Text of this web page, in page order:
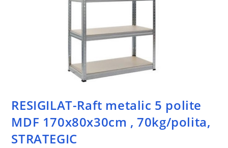
RESIGILAT-Raft metalic 5 polite
MDF 170x80x30cm , 70kg/polita,
STRATEGIC